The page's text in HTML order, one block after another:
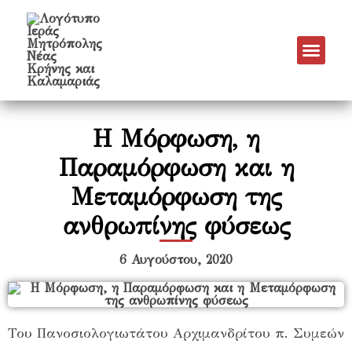
Η Μόρφωση, η
Παραμόρφωση και η
Μεταμόρφωση της
ανθρωπίνης φύσεως
6 Αυγούστου, 2020
Του Πανοσιολογιωτάτου Αρχιμανδρίτου π. Συμεών